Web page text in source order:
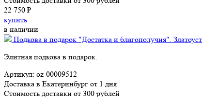
22 750 ₽
купить
в наличии
Подкова в подарок "Достатка и благополучия". Златоуст
Элитная подкова в подарок.
Артикул: oz-00009512
Доставка в Екатеринбург от 1 дня
Стоимость доставки от 300 рублей